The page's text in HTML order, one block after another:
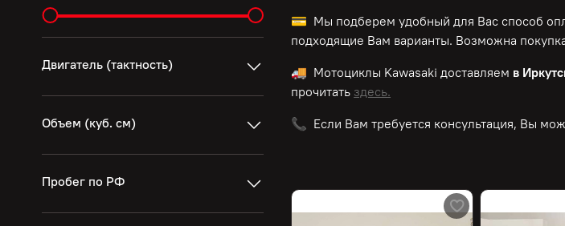
💳 Мы подберем удобный для Вас способ
подходящие Вам варианты. Возможна
🚚 Мотоциклы Kawasaki доставляем в
прочитать здесь.
📞 Если Вам требуется консультация, Вы
Двигатель (тактность)
Объем (куб. см)
Пробег по РФ